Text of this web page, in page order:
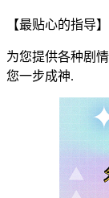
【最贴心的指导】
为您提供各种剧
您一步成神.